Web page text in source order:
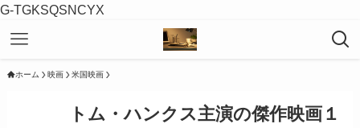
G-TGKSQSNCYX
ホーム 映画 米国映画
トム・ハンクス主演の傑作映画１